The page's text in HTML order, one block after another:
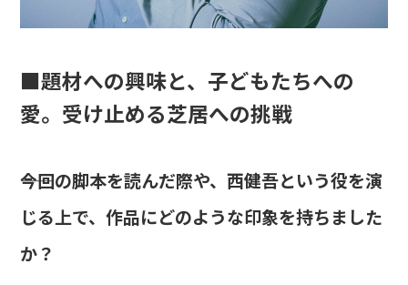
■題材への興味と、子どもたちへの
愛。受け止める芝居への挑戦
――今回の脚本を読んだ際や、西健吾という役を演
じる上で、作品にどのような印象を持ちました
か？